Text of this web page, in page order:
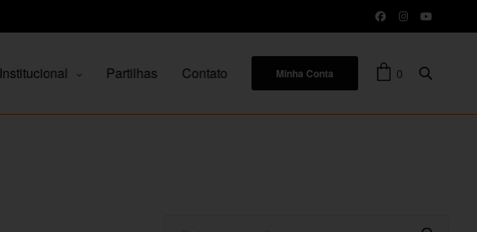
Institucional Partilhas Contato Minha Conta 0